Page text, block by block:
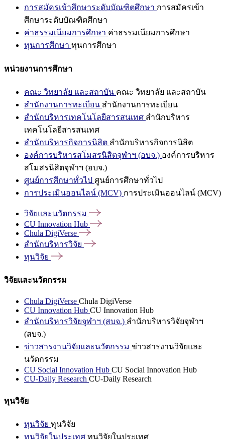
การสมัครเข้าศึกษาระดับบัณฑิตศึกษา การสมัครเข้า
ศึกษาระดับบัณฑิตศึกษา
ค่าธรรมเนียมการศึกษา ค่าธรรมเนียมการศึกษา
ทุนการศึกษา ทุนการศึกษา
หน่วยงานการศึกษา
คณะ วิทยาลัย และสถาบัน คณะ วิทยาลัย และสถาบัน
สำนักงานการทะเบียน สำนักงานการทะเบียน
สำนักบริหารเทคโนโลยีสารสนเทศ สำนักบริหาร
เทคโนโลยีสารสนเทศ
สำนักบริหารกิจการนิสิต สำนักบริหารกิจการนิสิต
องค์การบริหารสโมสรนิสิตจุฬาฯ (อบจ.) องค์การบริหาร
สโมสรนิสิตจุฬาฯ (อบจ.)
ศูนย์การศึกษาทั่วไป ศูนย์การศึกษาทั่วไป
การประเมินออนไลน์ (MCV) การประเมินออนไลน์ (MCV)
วิจัยและนวัตกรรม
CU Innovation Hub
Chula DigiVerse
สำนักบริหารวิจัย
ทุนวิจัย
วิจัยและนวัตกรรม
Chula DigiVerse Chula DigiVerse
CU Innovation Hub CU Innovation Hub
สำนักบริหารวิจัยจุฬาฯ (สบจ.) สำนักบริหารวิจัยจุฬาฯ
(สบจ.)
ข่าวสารงานวิจัยและนวัตกรรม ข่าวสารงานวิจัยและ
นวัตกรรม
CU Social Innovation Hub CU Social Innovation Hub
CU-Daily Research CU-Daily Research
ทุนวิจัย
ทุนวิจัย ทุนวิจัย
ทุนวิจัยในประเทศ ทุนวิจัยในประเทศ